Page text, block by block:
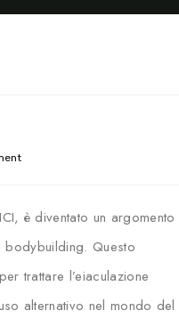
è diventato un argomento
Questo
trattare l’eiaculazione
alternativo nel mondo del